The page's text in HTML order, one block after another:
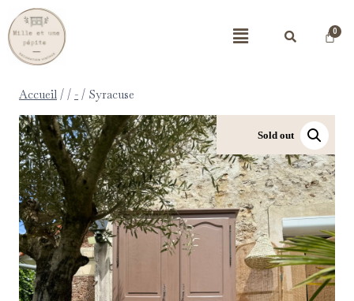
Accueil / / - / Syracuse
Sold out